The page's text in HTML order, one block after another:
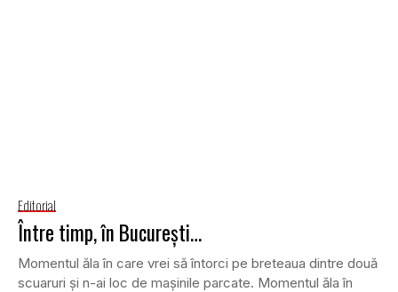
Editorial
Între timp, în București…
Momentul ăla în care vrei să întorci pe breteaua dintre două
scuaruri și n-ai loc de mașinile parcate. Momentul ăla în